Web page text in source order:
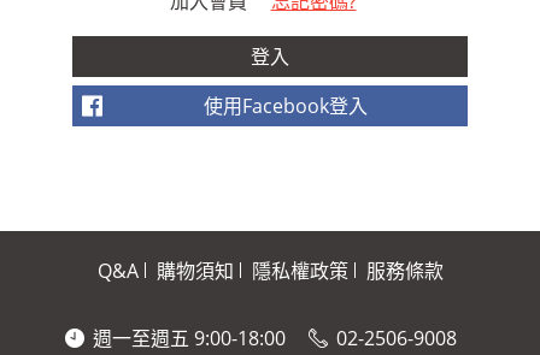
使用Facebook登入
Q&A 購物須知 隱私權政策 服務條款
週一至週五 9:00-18:00
02-2506-9008